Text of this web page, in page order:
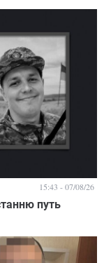
путь
15:43 - 07/08/26